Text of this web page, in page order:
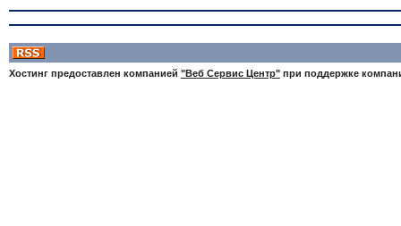
Хостинг предоставлен компанией "Веб Сервис Центр"при поддержке